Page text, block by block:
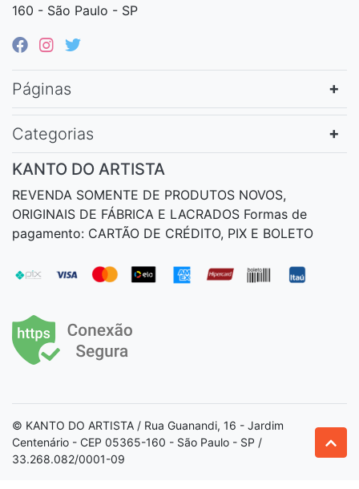
160 - São Paulo - SP
Páginas
Categorias
KANTO DO ARTISTA
REVENDA SOMENTE DE PRODUTOS NOVOS,
ORIGINAIS DE FÁBRICA E LACRADOS Formas de
pagamento: CARTÃO DE CRÉDITO, PIX E BOLETO
© KANTO DO ARTISTA / Rua Guanandi, 16 - Jardim
Centenário - CEP 05365-160 - São Paulo - SP /
33.268.082/0001-09